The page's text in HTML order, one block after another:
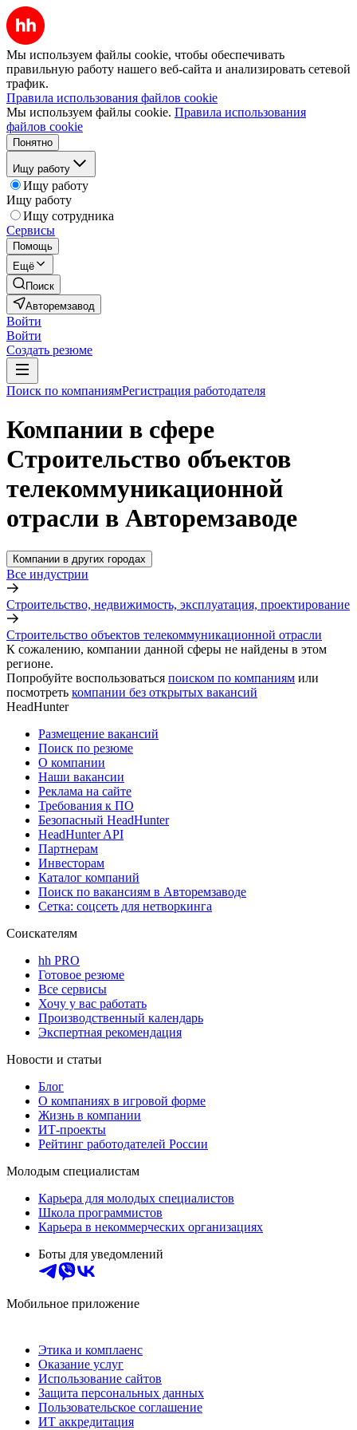
Мы используем файлы cookie, чтобы обеспечивать
правильную работу нашего веб-сайта и анализировать сетевой
трафик.
Правила использования файлов cookie
Мы используем файлы cookie. Правила использования
файлов cookie
Понятно
Ищу работу
Ищу работу
Ищу работу
Ищу сотрудника
Сервисы
Помощь
Ещё
Поиск
Авторемзавод
Войти
Войти
Создать резюме
Поиск по компаниямРегистрация работодателя
Компании в сфере
Строительство объектов
телекоммуникационной
отрасли в Авторемзаводе
Компании в других городах
Все индустрии
Строительство, недвижимость, эксплуатация, проектирование
Строительство объектов телекоммуникационной отрасли
К сожалению, компании данной сферы не найдены в этом
регионе.
Попробуйте воспользоваться поиском по компаниям или
посмотреть компании без открытых вакансий
HeadHunter
Размещение вакансий
Поиск по резюме
О компании
Наши вакансии
Реклама на сайте
Требования к ПО
Безопасный HeadHunter
HeadHunter API
Партнерам
Инвесторам
Каталог компаний
Поиск по вакансиям в Авторемзаводе
Сетка: соцсеть для нетворкинга
Соискателям
hh PRO
Готовое резюме
Все сервисы
Хочу у вас работать
Производственный календарь
Экспертная рекомендация
Новости и статьи
Блог
О компаниях в игровой форме
Жизнь в компании
ИТ-проекты
Рейтинг работодателей России
Молодым специалистам
Карьера для молодых специалистов
Школа программистов
Карьера в некоммерческих организациях
Боты для уведомлений
Мобильное приложение
Этика и комплаенс
Оказание услуг
Использование сайтов
Защита персональных данных
Пользовательское соглашение
ИТ аккредитация